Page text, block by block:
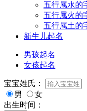
五行属水的
五行属火的
五行属土的
新生儿起名
男孩起名
女孩起名
宝宝姓氏：
男
女
出生时间：